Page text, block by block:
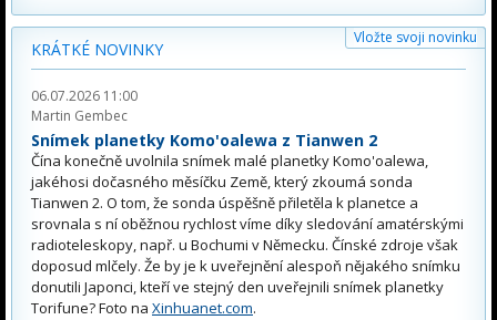
Vložte svoji novinku
KRÁTKÉ NOVINKY
06.07.2026 11:00
Martin Gembec
Snímek planetky Komo'oalewa z Tianwen 2
Čína konečně uvolnila snímek malé planetky Komo'oalewa,
jakéhosi dočasného měsíčku Země, který zkoumá sonda
Tianwen 2. O tom, že sonda úspěšně přiletěla k planetce a
srovnala s ní oběžnou rychlost víme díky sledování amatérskými
radioteleskopy, např. u Bochumi v Německu. Čínské zdroje však
doposud mlčely. Že by je k uveřejnění alespoň nějakého snímku
donutili Japonci, kteří ve stejný den uveřejnili snímek planetky
Torifune? Foto na Xinhuanet.com.